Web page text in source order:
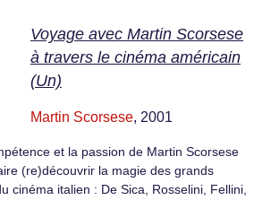
Voyage avec Martin Scorsese
à travers le cinéma américain
(Un)
Martin Scorsese, 2001
et la passion de Martin Scorsese
(re)découvrir la magie des grands
cinéma italien : De Sica, Rosselini, Fellini,